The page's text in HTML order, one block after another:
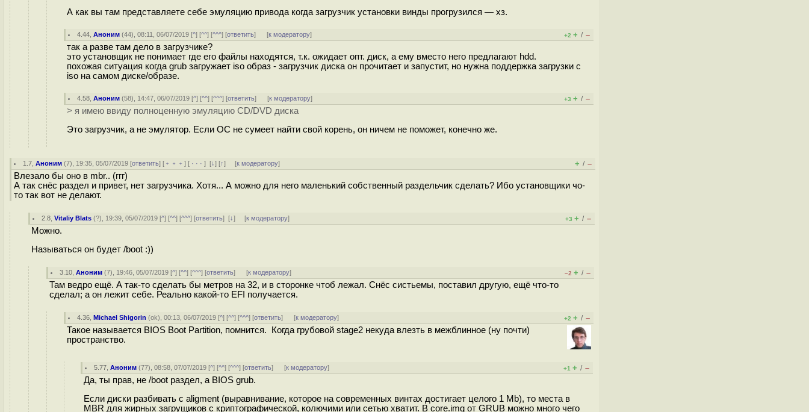
А как вы там представляете себе эмуляцию привода когда загрузчик установки винды прогрузился — хз.
4.44 ,Аноним (44), 08:11, 06/07/2019 [^] [^^] [^^^] [ответить] [к модератору] +2 + / –
так а разве там дело в загрузчике?
это установщик не понимает где его файлы находятся, т.к. ожидает опт. диск, а ему вместо него предлагают hdd.
похожая ситуация когда grub загружает iso образ - загрузчик диска он прочитает и запустит, но нужна поддержка загрузки с
iso на самом диске/образе.
4.58 ,Аноним (58), 14:47, 06/07/2019 [^] [^^] [^^^] [ответить] [к модератору] +3 + / –
> я имею ввиду полноценную эмуляцию CD/DVD диска
Это загрузчик, а не эмулятор. Если ОС не сумеет найти свой корень, он ничем не поможет, конечно же.
1.7 ,Аноним (7), 19:35, 05/07/2019 [ответить] [ ﹢﹢﹢] [ · · ·][↓] [↑] [к модератору] + / –
Влезало бы оно в mbr.. (ггг)
А так снёс раздел и привет, нет загрузчика. Хотя... А можно для него маленький собственный раздельчик сделать? Ибо установщики чо-
то так вот не делают.
2.8 ,Vitaliy Blats (?), 19:39, 05/07/2019 [^] [^^] [^^^] [ответить][↓] [к модератору] +3 + / –
Можно.
Называться он будет /boot :))
3.10 ,Аноним (7), 19:46, 05/07/2019 [^] [^^] [^^^] [ответить] [к модератору] –2 + / –
Там ведро ещё. А так-то сделать бы метров на 32, и в сторонке чтоб лежал. Снёс систьемы, поставил другую, ещё что-то
сделал; а он лежит себе. Реально какой-то EFI получается.
4.36 ,Michael Shigorin (ok), 00:13, 06/07/2019 [^] [^^] [^^^] [ответить] [к модератору] +2 + / –
Такое называется BIOS Boot Partition, помнится. Когда грубовой stage2 некуда влезть в межблинное (ну почти)
пространство.
5.77 ,Аноним (77), 08:58, 07/07/2019 [^] [^^] [^^^] [ответить] [к модератору] +1 + / –
Да, ты прав, не /boot раздел, а BIOS grub.
Если диски разбивать с aligment (выравнивание, которое на современных винтах достигает целого 1 Mb), то места в
MBR для жирных загрущиков с криптографической, колючими или сетью хватит. В core.img от GRUB можно много чего